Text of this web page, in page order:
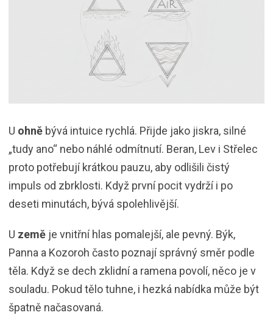
U ohně bývá intuice rychlá. Přijde jako jiskra, silné
„tudy ano“ nebo náhlé odmítnutí. Beran, Lev i Střelec
proto potřebují krátkou pauzu, aby odlišili čistý
impuls od zbrklosti. Když první pocit vydrží i po
deseti minutách, bývá spolehlivější.
U země je vnitřní hlas pomalejší, ale pevný. Býk,
Panna a Kozoroh často poznají správný směr podle
těla. Když se dech zklidní a ramena povolí, něco je v
souladu. Pokud tělo tuhne, i hezká nabídka může být
špatně načasovaná.